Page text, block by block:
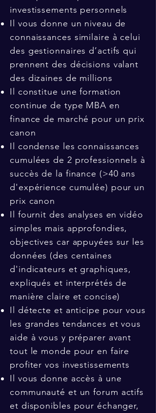
investissements personnels
Il vous donne un niveau de
connaissances similaire à celui
des gestionnaires d’actifs qui
prennent des décisions valant
des dizaines de millions
Il constitue une formation
continue de type MBA en
finance de marché pour un prix
canon
Il condense les connaissances
cumulées de 2 professionnels à
succès de la finance (>40 ans
d'expérience cumulée) pour un
prix canon
Il fournit des analyses en vidéo
simples mais approfondies,
objectives car appuyées sur les
données (des centaines
d'indicateurs et graphiques,
expliqués et interprétés de
manière claire et concise)
Il détecte et anticipe pour vous
les grandes tendances et vous
aide à vous y préparer avant
tout le monde pour en faire
profiter vos investissements
Il vous donne accès à une
communauté et un forum actifs
et disponibles pour échanger,